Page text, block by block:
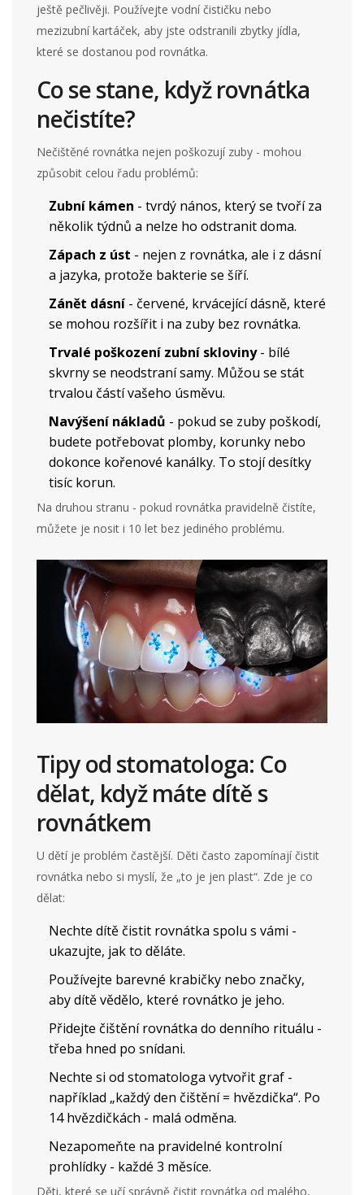
ještě pečlivěji. Používejte vodní čističku nebo
mezizubní kartáček, aby jste odstranili zbytky jídla,
které se dostanou pod rovnátka.
Co se stane, když rovnátka
nečistíte?
Nečištěné rovnátka nejen poškozují zuby - mohou
způsobit celou řadu problémů:
Zubní kámen - tvrdý nános, který se tvoří za
několik týdnů a nelze ho odstranit doma.
Zápach z úst - nejen z rovnátka, ale i z dásní
a jazyka, protože bakterie se šíří.
Zánět dásní - červené, krvácející dásně, které
se mohou rozšířit i na zuby bez rovnátka.
Trvalé poškození zubní skloviny- bílé
skvrny se neodstraní samy. Můžou se stát
trvalou částí vašeho úsměvu.
Navýšení nákladů - pokud se zuby poškodí,
budete potřebovat plomby, korunky nebo
dokonce kořenové kanálky. To stojí desítky
tisíc korun.
Na druhou stranu - pokud rovnátka pravidelně čistíte,
můžete je nosit i 10 let bez jediného problému.
Tipy od stomatologa: Co
dělat, když máte dítě s
rovnátkem
U dětí je problém častější. Děti často zapomínají čistit
rovnátka nebo si myslí, že „to je jen plast“. Zde je co
dělat:
Nechte dítě čistit rovnátka spolu s vámi -
ukazujte, jak to děláte.
Používejte barevné krabičky nebo značky,
aby dítě vědělo, které rovnátko je jeho.
Přidejte čištění rovnátka do denního rituálu -
třeba hned po snídani.
Nechte si od stomatologa vytvořit graf -
například „každý den čištění = hvězdička“. Po
14 hvězdičkách - malá odměna.
Nezapomeňte na pravidelné kontrolní
prohlídky - každé 3 měsíce.
Děti, které se učí správně čistit rovnátka od malého,